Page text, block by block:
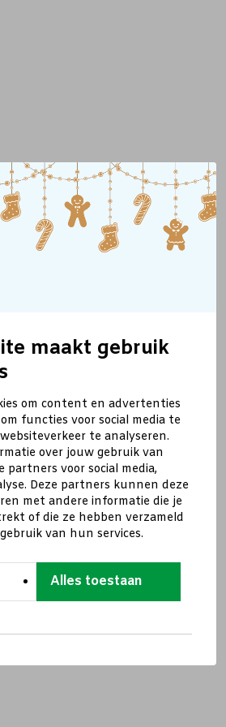
maakt gebruik
om content en advertenties
functies voor social media te
te analyseren.
over jouw gebruik van
partners voor social media,
Deze partners kunnen deze
met andere informatie die je
of die ze hebben verzameld
van hun services.
Alles toestaan